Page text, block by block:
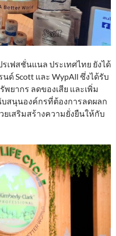
เฟสชั่นแนล ประเทศไทย ยังได้
Scott และ WypAll ซึ่งได้รับ
ยากร ลดของเสีย และเพิ่ม
สนุนองค์กรที่ต้องการลดผลก
เสริมสร้างความยั่งยืนให้กับ